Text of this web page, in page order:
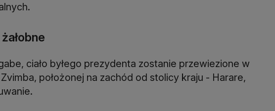
ciało byłego prezydenta zostanie przewiezione w
położonej na zachód od stolicy kraju - Harare,